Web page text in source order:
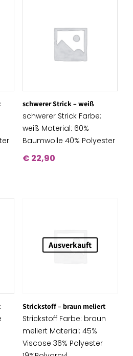
schwerer Strick – weiß
schwerer Strick Farbe:
weiß Material: 60%
Baumwolle 40% Polyester
€ 22,90
Ausverkauft
Strickstoff – braun meliert
Strickstoff Farbe: braun
meliert Material: 45%
Viscose 36% Polyester